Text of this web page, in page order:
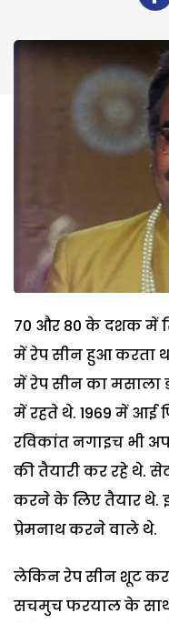
70 और 80 के दशक में
में रेप सीन हुआ करता
में रेप सीन का मसाला
में रहते थे. 1969 में आई
रविकांत नगाइच भी
की तैयारी कर रहे थे.
करने के लिए तैयार थे.
प्रेमनाथ करने वाले थे.
लेकिन रेप सीन शूट
सचमुच फरयाल के